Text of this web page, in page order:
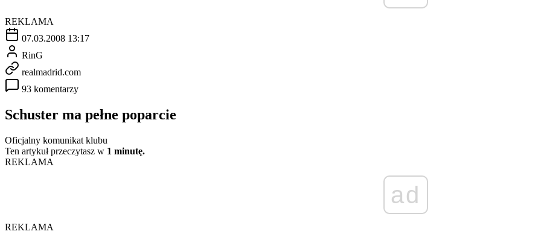
REKLAMA
07.03.2008 13:17
RinG
realmadrid.com
93 komentarzy
Schuster ma pełne poparcie
Oficjalny komunikat klubu
Ten artykuł przeczytasz w 1 minutę.
REKLAMA
ad
REKLAMA